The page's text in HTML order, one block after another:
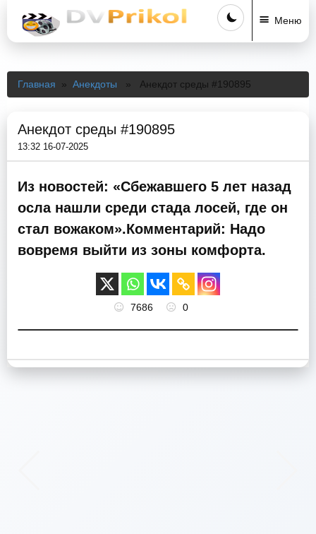
Меню
Главная » Анекдоты » Анекдот среды #190895
Анекдот среды #190895
13:32 16-07-2025
Из новостей: «Сбежавшего 5 лет назад
осла нашли среди стада лосей, где он
стал вожаком».Комментарий: Надо
вовремя выйти из зоны комфорта.
7686 0